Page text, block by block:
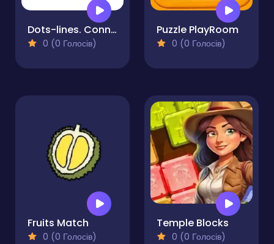
Dots-lines. Connect.
0 (0 Голосів)
Puzzle PlayRoom
0 (0 Голосів)
Fruits Match
0 (0 Голосів)
Temple Blocks
0 (0 Голосів)